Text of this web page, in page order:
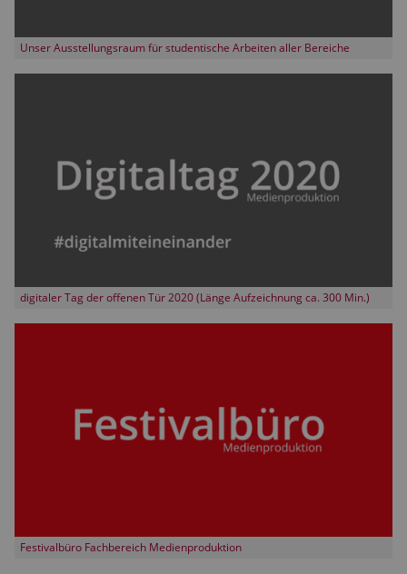
Unser Ausstellungsraum für studentische Arbeiten aller Bereiche
digitaler Tag der offenen Tür 2020 (Länge Aufzeichnung ca. 300 Min.)
Festivalbüro Fachbereich Medienproduktion